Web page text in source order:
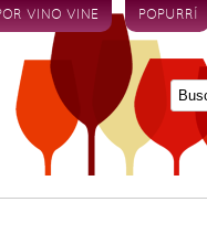
VINO VINE POPURRÍ